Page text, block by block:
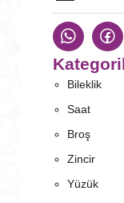
Bileklik
Saat
Broş
Zincir
Yüzük